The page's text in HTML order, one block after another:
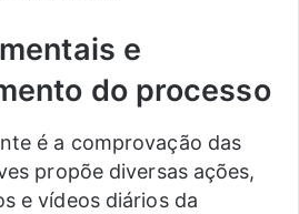
e
do processo
é a comprovação das
propõe diversas ações,
e vídeos diários da